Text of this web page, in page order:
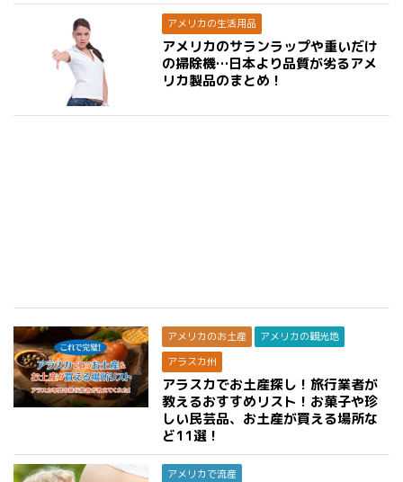
アメリカの生活用品
アメリカのサランラップや重いだけ
の掃除機…日本より品質が劣るアメ
リカ製品のまとめ！
アメリカのお土産
アメリカの観光地
アラスカ州
アラスカでお土産探し！旅行業者が
教えるおすすめリスト！お菓子や珍
しい民芸品、お土産が買える場所な
ど11選！
アメリカで流産